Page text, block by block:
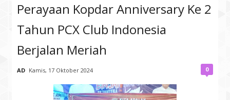
Perayaan Kopdar Anniversary Ke 2
Tahun PCX Club Indonesia
Berjalan Meriah
AD Kamis, 17 Oktober 2024 0